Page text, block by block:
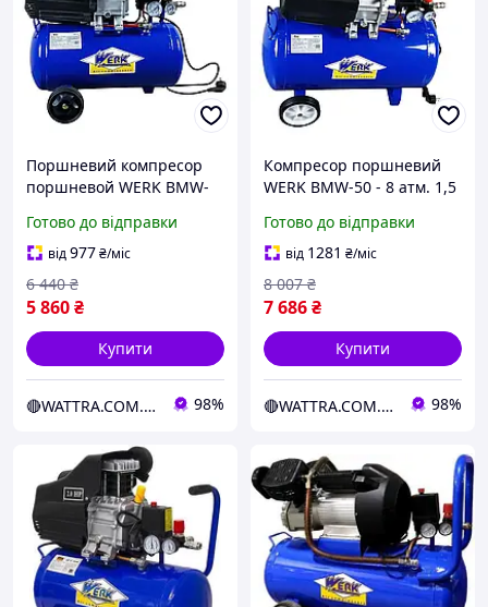
Поршневий компресор
поршневой WERK BMW-
200 л/хв, ресивер 24 л.
Готово до відправки
від977₴/міс
5 860₴
6 440 ₴
Купити
🔴WATTRA.COM.UA - справа техніки... 98%
Компресор поршневий
WERK BMW-50 - 8 атм. 1,5
ресивер 50 л.
Готово до відправки
від 1281 ₴/міс
7 686₴
8 007 ₴
Купити
🔴WATTRA.COM.UA - справа техніки... 98%